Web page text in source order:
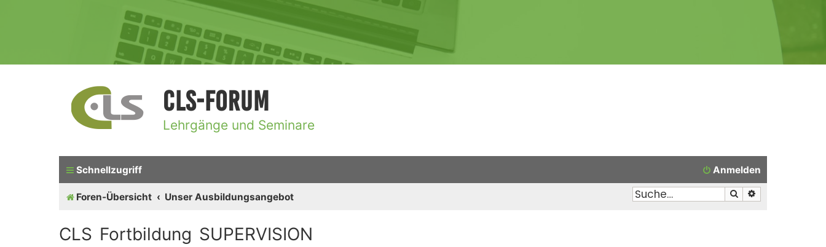
CLS-Forum
Lehrgänge und Seminare
Schnellzugriff Anmelden
Foren-Übersicht Unser Ausbildungsangebot Suche
CLS Fortbildung SUPERVISION